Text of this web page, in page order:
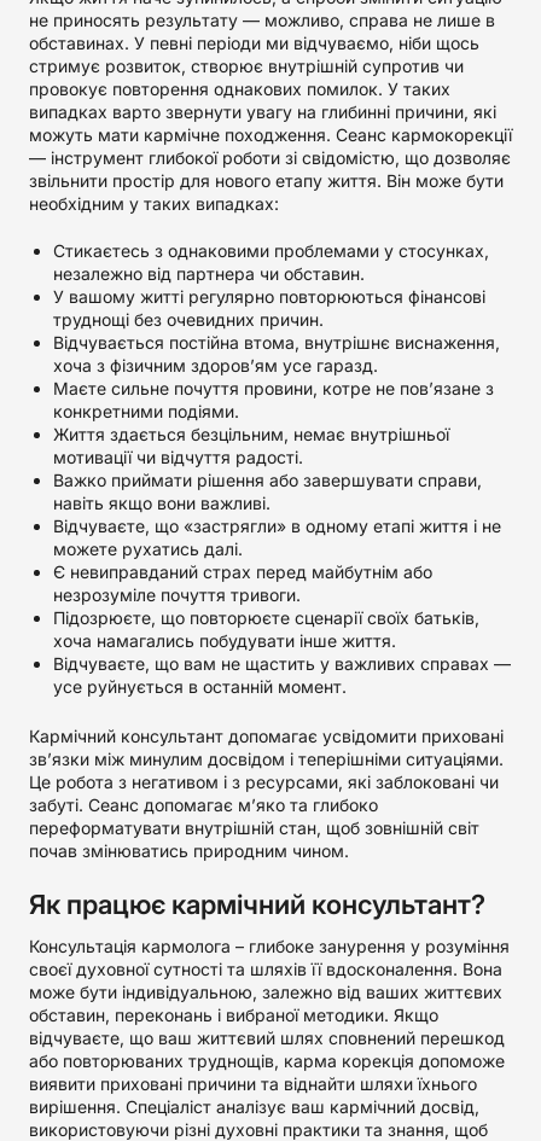
не приносять результату — можливо, справа не лише в
обставинах. У певні періоди ми відчуваємо, ніби щось
стримує розвиток, створює внутрішній супротив чи
провокує повторення однакових помилок. У таких
випадках варто звернути увагу на глибинні причини, які
можуть мати кармічне походження. Сеанс кармокорекції
— інструмент глибокої роботи зі свідомістю, що дозволяє
звільнити простір для нового етапу життя. Він може бути
необхідним у таких випадках:
Стикаєтесь з однаковими проблемами у стосунках,
незалежно від партнера чи обставин.
У вашому житті регулярно повторюються фінансові
труднощі без очевидних причин.
Відчувається постійна втома, внутрішнє виснаження,
хоча з фізичним здоров’ям усе гаразд.
Маєте сильне почуття провини, котре не пов’язане з
конкретними подіями.
Життя здається безцільним, немає внутрішньої
мотивації чи відчуття радості.
Важко приймати рішення або завершувати справи,
навіть якщо вони важливі.
Відчуваєте, що «застрягли» в одному етапі життя і не
можете рухатись далі.
Є невиправданий страх перед майбутнім або
незрозуміле почуття тривоги.
Підозрюєте, що повторюєте сценарії своїх батьків,
хоча намагались побудувати інше життя.
Відчуваєте, що вам не щастить у важливих справах —
усе руйнується в останній момент.
Кармічний консультант допомагає усвідомити приховані
зв’язки між минулим досвідом і теперішніми ситуаціями.
Це робота з негативом і з ресурсами, які заблоковані чи
забуті. Сеанс допомагає м’яко та глибоко
переформатувати внутрішній стан, щоб зовнішній світ
почав змінюватись природним чином.
Як працює кармічний консультант?
Консультація кармолога – глибоке занурення у розуміння
своєї духовної сутності та шляхів її вдосконалення. Вона
може бути індивідуальною, залежно від ваших життєвих
обставин, переконань і вибраної методики. Якщо
відчуваєте, що ваш життєвий шлях сповнений перешкод
або повторюваних труднощів, карма корекція допоможе
виявити приховані причини та віднайти шляхи їхнього
вирішення. Спеціаліст аналізує ваш кармічний досвід,
використовуючи різні духовні практики та знання, щоб